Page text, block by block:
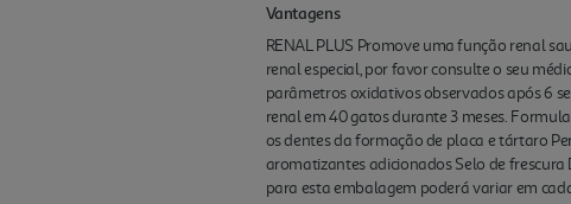
Vantagens
RENAL PLUS Promove uma função renal
renal especial, por favor consulte o seu
parâmetros oxidativos observados após 6
renal em 40 gatos durante 3 meses.
os dentes da formação de placa e tártaro
aromatizantes adicionados Selo de frescura
para esta embalagem poderá variar em